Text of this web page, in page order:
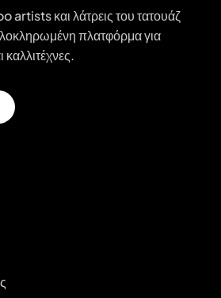
και λάτρεις του τατουάζ
πλατφόρμα για